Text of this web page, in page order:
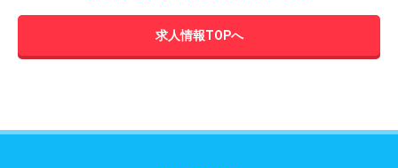
求人情報TOPへ